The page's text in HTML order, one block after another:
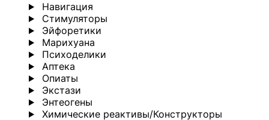
Навигация
Стимуляторы
Эйфоретики
Марихуана
Психоделики
Аптека
Опиаты
Экстази
Энтеогены
Химические реактивы/Конструкторы